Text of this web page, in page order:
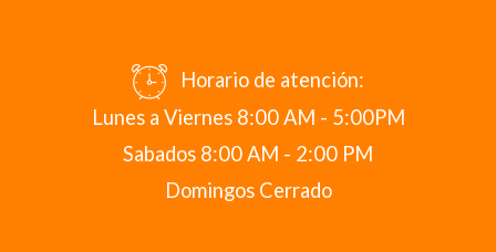
Horario de atención:
Lunes a Viernes 8:00 AM - 5:00PM
Sabados 8:00 AM - 2:00 PM
Domingos Cerrado